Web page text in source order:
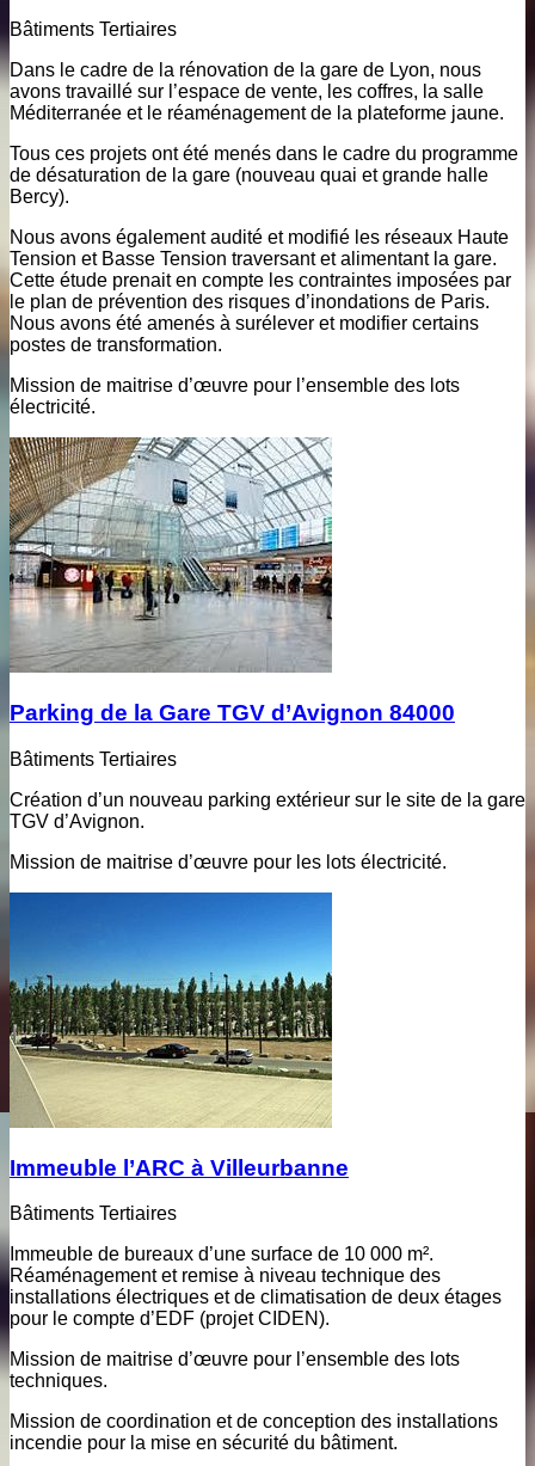
Bâtiments Tertiaires
Dans le cadre de la rénovation de la gare de Lyon, nous
avons travaillé sur l’espace de vente, les coffres, la salle
Méditerranée et le réaménagement de la plateforme jaune.
Tous ces projets ont été menés dans le cadre du programme
de désaturation de la gare (nouveau quai et grande halle
Bercy).
Nous avons également audité et modifié les réseaux Haute
Tension et Basse Tension traversant et alimentant la gare.
Cette étude prenait en compte les contraintes imposées par
le plan de prévention des risques d’inondations de Paris.
Nous avons été amenés à surélever et modifier certains
postes de transformation.
Mission de maitrise d’œuvre pour l’ensemble des lots
électricité.
Parking de la Gare TGV d’Avignon 84000
Bâtiments Tertiaires
Création d’un nouveau parking extérieur sur le site de la gare
TGV d’Avignon.
Mission de maitrise d’œuvre pour les lots électricité.
Immeuble l’ARC à Villeurbanne
Bâtiments Tertiaires
Immeuble de bureaux d’une surface de 10 000 m².
Réaménagement et remise à niveau technique des
installations électriques et de climatisation de deux étages
pour le compte d’EDF (projet CIDEN).
Mission de maitrise d’œuvre pour l’ensemble des lots
techniques.
Mission de coordination et de conception des installations
incendie pour la mise en sécurité du bâtiment.